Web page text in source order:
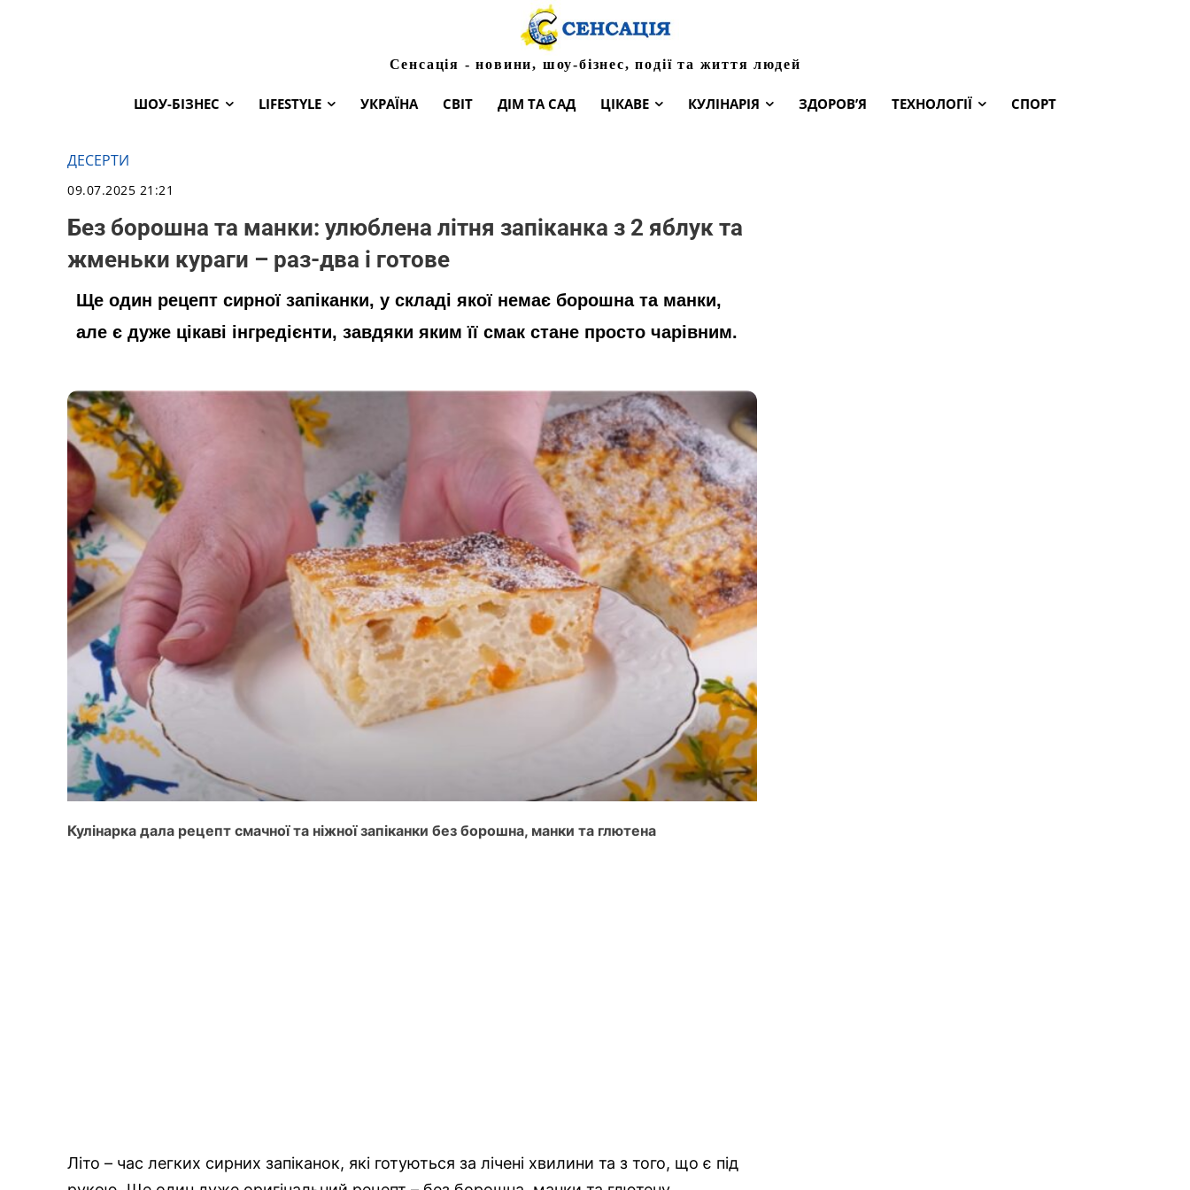
Сенсація - новини, шоу-бізнес, події та життя людей
ШОУ-БІЗНЕС LIFESTYLE УКРАЇНА СВІТ ДІМ ТА САД ЦІКАВЕ КУЛІНАРІЯ ЗДОРОВ’Я ТЕХНОЛОГІЇ СПОРТ
ДЕСЕРТИ
09.07.2025 21:21
Без борошна та манки: улюблена літня запіканка з 2 яблук та
жменьки кураги – раз-два і готове
Ще один рецепт сирної запіканки, у складі якої немає борошна та манки,
але є дуже цікаві інгредієнти, завдяки яким її смак стане просто чарівним.
Кулінарка дала рецепт смачної та ніжної запіканки без борошна, манки та глютена
Літо – час легких сирних запіканок, які готуються за лічені хвилини та з того, що є під